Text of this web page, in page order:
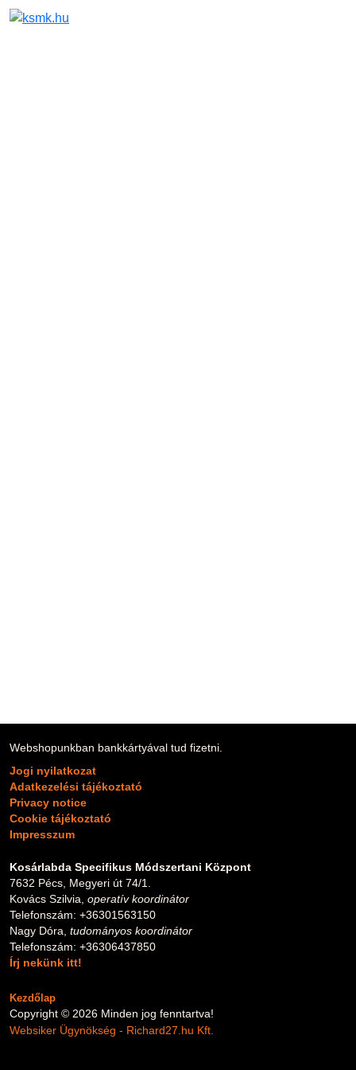
Webshopunkban bankkártyával tud fizetni.
Jogi nyilatkozat
Adatkezelési tájékoztató
Privacy notice
Cookie tájékoztató
Impresszum
Kosárlabda Specifikus Módszertani Központ
7632 Pécs, Megyeri út 74/1.
Kovács Szilvia, operatív koordinátor
Telefonszám: +36301563150
Nagy Dóra, tudományos koordinátor
Telefonszám: +36306437850
Írj nekünk itt!
Kezdőlap
Copyright © 2026 Minden jog fenntartva!
Websiker Ügynökség - Richard27.hu Kft.